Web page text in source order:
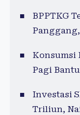
BPPTKG
Konsumsi
Pagi
Investasi
Triliun,